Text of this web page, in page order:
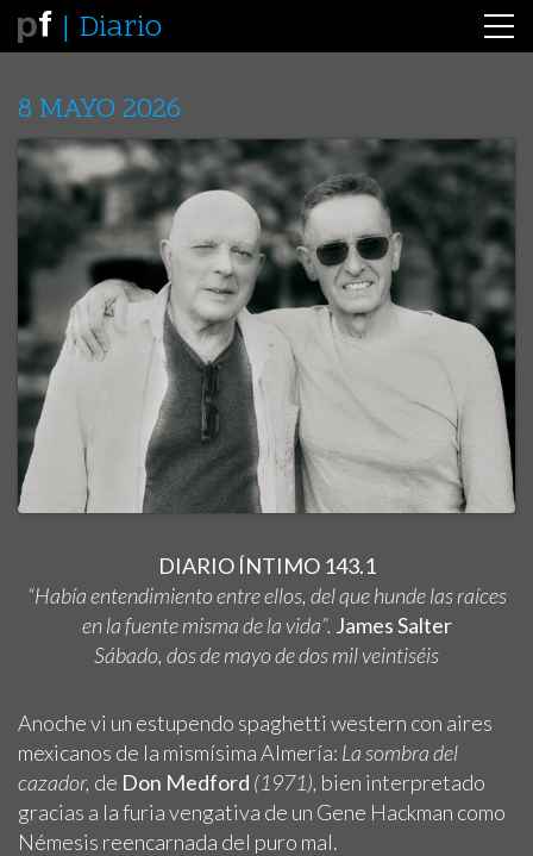
Diario
8 MAYO 2026
DIARIO ÍNTIMO 143.1
“Había entendimiento entre ellos, del que hunde las raíces
en la fuente misma de la vida”. James Salter
Sábado, dos de mayo de dos mil veintiséis
Anoche vi un estupendo spaghetti western con aires
mexicanos de la mismísima Almería: La sombra del
cazador, de Don Medford (1971), bien interpretado
gracias a la furia vengativa de un Gene Hackman como
Némesis reencarnada del puro mal.